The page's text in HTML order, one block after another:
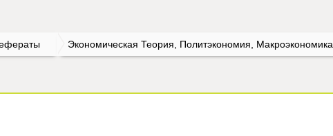
Экономическая Теория, Политэкономия, Макроэкономика